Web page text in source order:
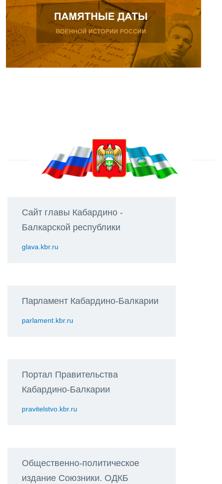
Сайт главы Кабардино -
Балкарской республики
glava.kbr.ru
Парламент Кабардино-Балкарии
parlament.kbr.ru
Портал Правительства
Кабардино-Балкарии
pravitelstvo.kbr.ru
Общественно-политическое
издание Союзники. ОДКБ